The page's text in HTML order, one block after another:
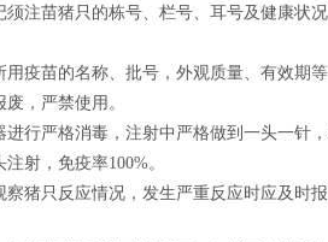
苗猪只的栋号、栏号、耳号及健康状
苗的名称、批号，外观质量、有效期
，严禁使用。
严格消毒，注射中严格做到一头一针
射，免疫率100%。
只反应情况，发生严重反应时应及时报